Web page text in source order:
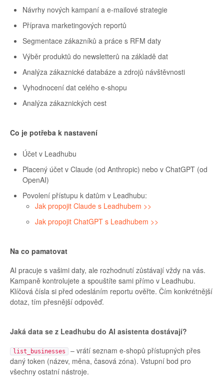
Návrhy nových kampaní a e-mailové strategie
Příprava marketingových reportů
Segmentace zákazníků a práce s RFM daty
Výběr produktů do newsletterů na základě dat
Analýza zákaznické databáze a zdrojů návštěvnosti
Vyhodnocení dat celého e-shopu
Analýza zákaznických cest
Co je potřeba k nastavení
Účet v Leadhubu
Placený účet v Claude (od Anthropic) nebo v ChatGPT (od
OpenAI)
Povolení přístupu k datům v Leadhubu:
Jak propojit Claude s Leadhubem >>
Jak propojit ChatGPT s Leadhubem >>
Na co pamatovat
AI pracuje s vašimi daty, ale rozhodnutí zůstávají vždy na vás.
Kampaně kontrolujete a spouštíte sami přímo v Leadhubu.
Klíčová čísla si před odesláním reportu ověřte. Čím konkrétnější
dotaz, tím přesnější odpověď.
Jaká data se z Leadhubu do AI asistenta dostávají?
list_businesses
– vrátí seznam e-shopů přístupných přes
daný token (název, měna, časová zóna). Vstupní bod pro
všechny ostatní nástroje.